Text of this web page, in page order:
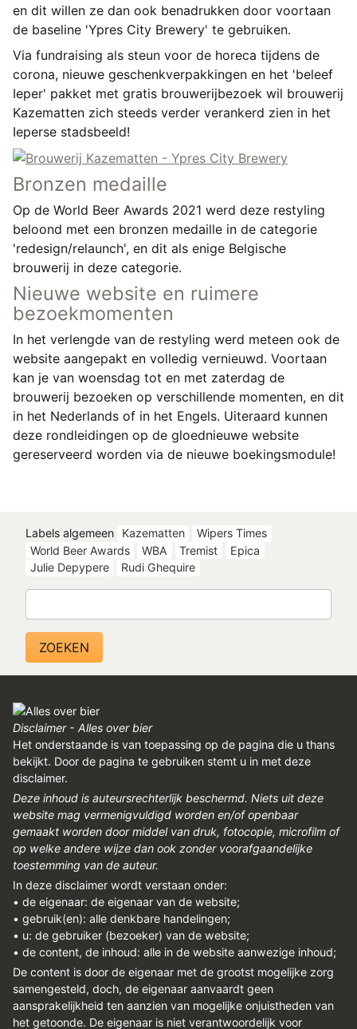
en dit willen ze dan ook benadrukken door voortaan
de baseline 'Ypres City Brewery' te gebruiken.
Via fundraising als steun voor de horeca tijdens de
corona, nieuwe geschenkverpakkingen en het 'beleef
Ieper' pakket met gratis brouwerijbezoek wil brouwerij
Kazematten zich steeds verder verankerd zien in het
Ieperse stadsbeeld!
Bronzen medaille
Op de World Beer Awards 2021 werd deze restyling
beloond met een bronzen medaille in de categorie
'redesign/relaunch', en dit als enige Belgische
brouwerij in deze categorie.
Nieuwe website en ruimere
bezoekmomenten
In het verlengde van de restyling werd meteen ook de
website aangepakt en volledig vernieuwd. Voortaan
kan je van woensdag tot en met zaterdag de
brouwerij bezoeken op verschillende momenten, en dit
in het Nederlands of in het Engels. Uiteraard kunnen
deze rondleidingen op de gloednieuwe website
gereserveerd worden via de nieuwe boekingsmodule!
Labels algemeen Kazematten
Wipers Times
World Beer Awards
WBA Tremist
Epica
Julie Depypere
Rudi Ghequire
Disclaimer - Alles over bier
Het onderstaande is van toepassing op de pagina die u thans
bekijkt. Door de pagina te gebruiken stemt u in met deze
disclaimer.
Deze inhoud is auteursrechterlijk beschermd. Niets uit deze
website mag vermenigvuldigd worden en/of openbaar
gemaakt worden door middel van druk, fotocopie, microfilm of
op welke andere wijze dan ook zonder voorafgaandelijke
toestemming van de auteur.
In deze disclaimer wordt verstaan onder:
• de eigenaar: de eigenaar van de website;
• gebruik(en): alle denkbare handelingen;
• u: de gebruiker (bezoeker) van de website;
• de content, de inhoud: alle in de website aanwezige inhoud;
De content is door de eigenaar met de grootst mogelijke zorg
samengesteld, doch, de eigenaar aanvaardt geen
aansprakelijkheid ten aanzien van mogelijke onjuistheden van
het getoonde. De eigenaar is niet verantwoordelijk voor